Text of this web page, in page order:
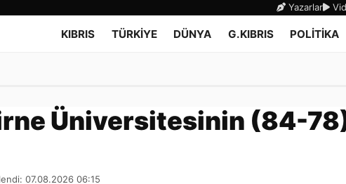
Yazarlar
KIBRIS TÜRKİYE DÜNYA G.KIBRIS POLİTİKA
Üniversitesinin (84-
07.08.2026 06:15